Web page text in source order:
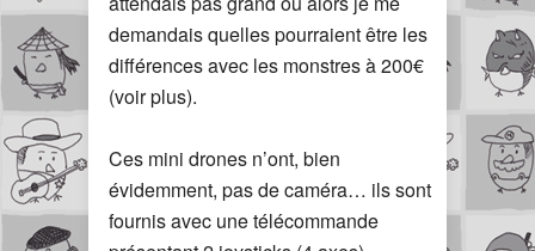
demandais quelles pourraient être les
différences avec les monstres à 200€
(voir plus).
Ces mini drones n’ont, bien
évidemment, pas de caméra… ils sont
fournis avec une télécommande